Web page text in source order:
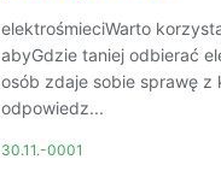
elektrośmieciWarto
abyGdzie taniej odbierać
osób zdaje sobie sprawę z
odpowiedz...
30.11.-0001